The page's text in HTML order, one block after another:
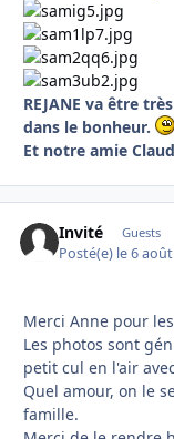
REJANE va être
dans le bonheur.
Et notre amie
Invité Guests
Posté(e) le 6
Merci Anne pour
Les photos sont
petit cul en l'air
Quel amour, on le
famille.